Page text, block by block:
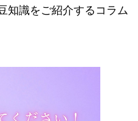
知識をご紹介するコラム